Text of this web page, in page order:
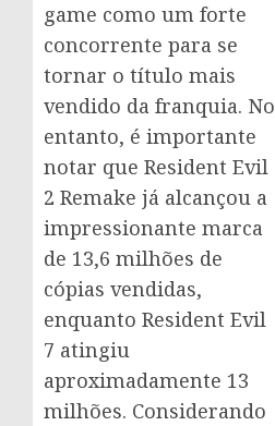
game como um forte
concorrente para se
tornar o título mais
vendido da franquia. No
entanto, é importante
notar que Resident Evil
2 Remake já alcançou a
impressionante marca
de 13,6 milhões de
cópias vendidas,
enquanto Resident Evil
7 atingiu
aproximadamente 13
milhões. Considerando